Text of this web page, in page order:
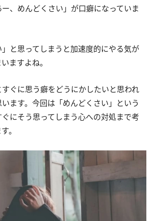
、めんどくさい」が口癖になっていま
と思ってしまうと加速度的にやる気が
ますよね。
すぐに思う癖をどうにかしたいと思われ
ます。今回は「めんどくさい」という
にそう思ってしまう心への対処まで考
。